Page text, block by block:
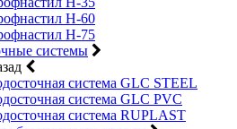
Н-60
Н-75
системы
система GLC STEEL
система GLC PVC
система RUPLAST